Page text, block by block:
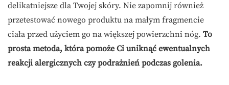
delikatniejsze dla Twojej skóry. Nie zapomnij również
przetestować nowego produktu na małym fragmencie
ciała przed użyciem go na większej powierzchni nóg. To
prosta metoda, która pomoże Ci uniknąć ewentualnych
reakcji alergicznych czy podrażnień podczas golenia.